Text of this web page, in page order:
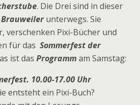
. Die Drei sind in dieser
Brauweilerunterwegs. Sie
verschenken Pixi-Bücher und
für das Sommerfest der
ist das Programmam Samstag:
10.00-17.00 Uhr
entsteht ein Pixi-Buch?